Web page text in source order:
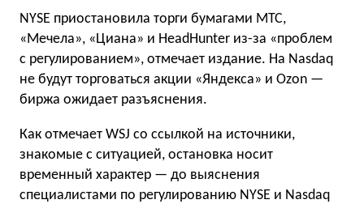
NYSE приостановила торги бумагами МТС,
«Мечела», «Циана» и HeadHunter из-за «проблем
с регулированием», отмечает издание. На Nasdaq
не будут торговаться акции «Яндекса» и Ozon —
биржа ожидает разъяснения.
Как отмечает WSJ со ссылкой на источники,
знакомые с ситуацией, остановка носит
временный характер — до выяснения
специалистами по регулированию NYSE и Nasdaq